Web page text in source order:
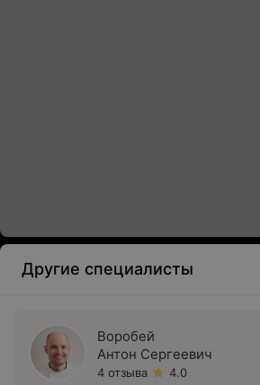
Другие специалисты
Воробей
Антон Сергеевич
4 отзыва
4.0